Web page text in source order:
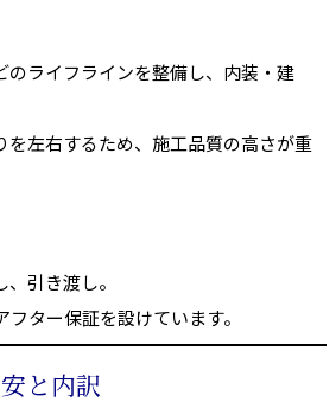
のライフラインを整備し、内装・建
を左右するため、施工品質の高さが重
引き渡し。
ター保証を設けています。
と内訳